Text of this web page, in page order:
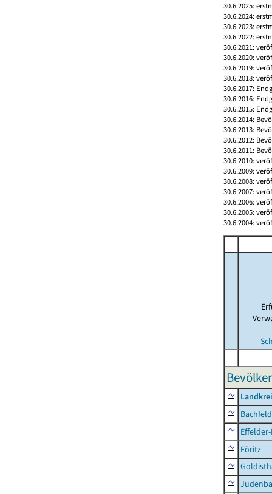
30.6.2025:
30.6.2024:
30.6.2023:
30.6.2022:
30.6.2021:
30.6.2020:
30.6.2019:
30.6.2018:
30.6.2017:
30.6.2016:
30.6.2015:
30.6.2014:
30.6.2013:
30.6.2012:
30.6.2011:
30.6.2010:
30.6.2009:
30.6.2008:
30.6.2007:
30.6.2006:
30.6.2005:
30.6.2004:
Bachfeld
Föritz